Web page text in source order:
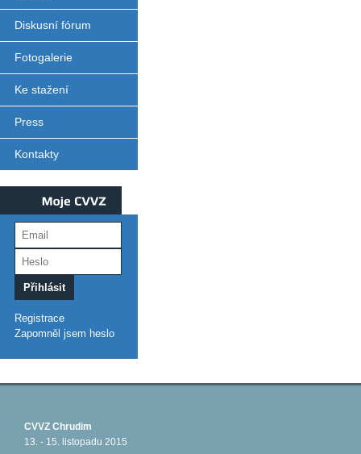
Diskusní fórum
Fotogalerie
Ke stažení
Press
Kontakty
Registrace
Zapomněl jsem heslo
CVVZ Chrudim
13. - 15. listopadu 2015